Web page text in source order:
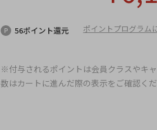
56ポイント還元 ポイントプログラム
※付与されるポイントは会員クラスやキ
数はカートに進んだ際の表示をご確認く